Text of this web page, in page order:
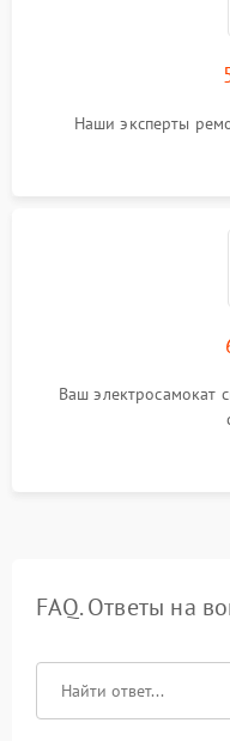
Наши эксперты
Ваш электросамокат
FAQ. Ответы на